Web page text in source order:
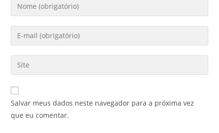
Salvar meus dados neste navegador para a próxima vez
que eu comentar.